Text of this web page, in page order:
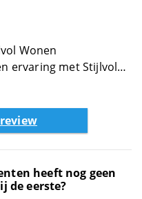
Wonen
ervaring met Stijlvol
zelf een review en
heeft nog geen
de eerste?